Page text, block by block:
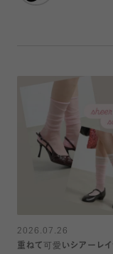
2026.07.26
重ねて可愛いシアーレイ